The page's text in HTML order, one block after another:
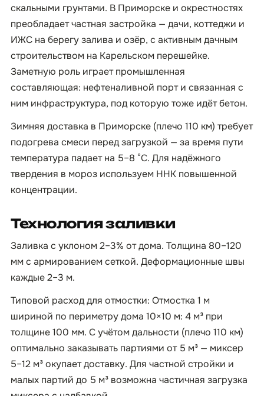
скальными грунтами. В Приморске и окрестностях
преобладает частная застройка — дачи, коттеджи и
ИЖС на берегу залива и озёр, с активным дачным
строительством на Карельском перешейке.
Заметную роль играет промышленная
составляющая: нефтеналивной порт и связанная с
ним инфраструктура, под которую тоже идёт бетон.
Зимняя доставка в Приморске (плечо 110 км) требует
подогрева смеси перед загрузкой — за время пути
температура падает на 5–8 °C. Для надёжного
твердения в мороз используем ННК повышенной
концентрации.
Технология заливки
Заливка с уклоном 2–3% от дома. Толщина 80–120
мм с армированием сеткой. Деформационные швы
каждые 2–3 м.
Типовой расход для отмостки: Отмостка 1 м
шириной по периметру дома 10×10 м: 4 м³ при
толщине 100 мм. С учётом дальности (плечо 110 км)
оптимально заказывать партиями от 5 м³ — миксер
5–12 м³ окупает доставку. Для частной стройки и
малых партий до 5 м³ возможна частичная загрузка